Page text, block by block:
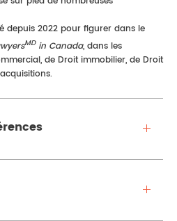
depuis 2022 pour figurer dans le
MDin Canada, dans les
de Droit immobilier, de Droit